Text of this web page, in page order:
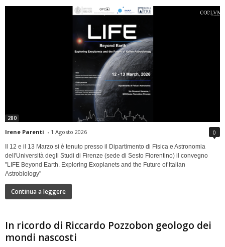
280
Irene Parenti - 1 Agosto 2026 0
Il 12 e il 13 Marzo si è tenuto presso il Dipartimento di Fisica e Astronomia
dell'Università degli Studi di Firenze (sede di Sesto Fiorentino) il convegno
"LIFE Beyond Earth. Exploring Exoplanets and the Future of Italian
Astrobiology"
Continua a leggere
In ricordo di Riccardo Pozzobon geologo dei
mondi nascosti